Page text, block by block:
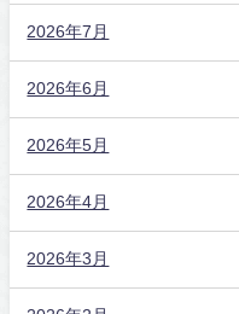
2026年7月
2026年6月
2026年5月
2026年4月
2026年3月